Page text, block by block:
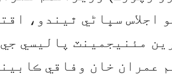
اجلاس سڀاڻي ٿيندو،
مئنيجمينٽ پاليسي
عمران خان وفاقي